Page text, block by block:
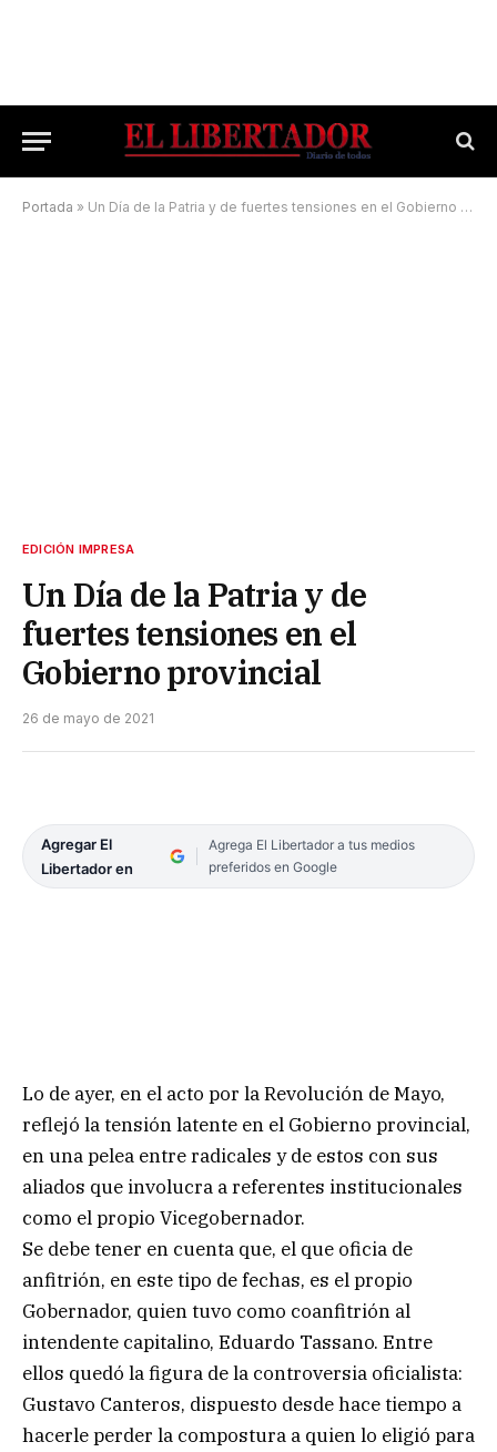
Portada » Un Día de la Patria y de fuertes tensiones en el Gobierno provincial
EDICIÓN IMPRESA
Un Día de la Patria y de
fuertes tensiones en el
Gobierno provincial
26 de mayo de 2021
Agregar El
Libertador en
Agrega El Libertador a tus medios
preferidos en Google
Lo de ayer, en el acto por la Revolución de Mayo,
reflejó la tensión latente en el Gobierno provincial,
en una pelea entre radicales y de estos con sus
aliados que involucra a referentes institucionales
como el propio Vicegobernador.
Se debe tener en cuenta que, el que oficia de
anfitrión, en este tipo de fechas, es el propio
Gobernador, quien tuvo como coanfitrión al
intendente capitalino, Eduardo Tassano. Entre
ellos quedó la figura de la controversia oficialista:
Gustavo Canteros, dispuesto desde hace tiempo a
hacerle perder la compostura a quien lo eligió para